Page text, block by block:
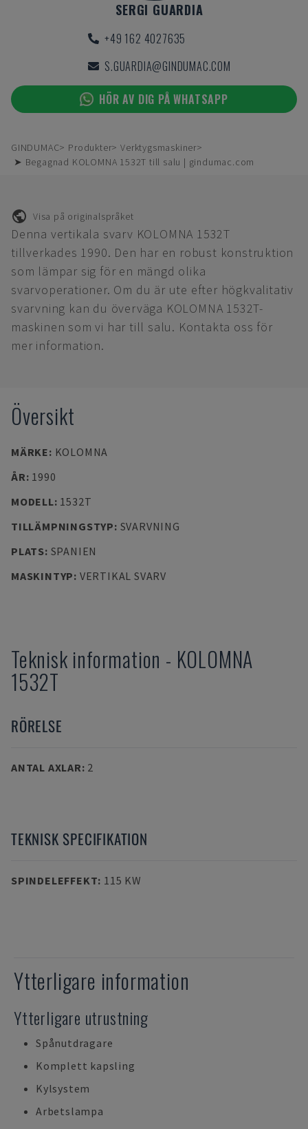
SERGI GUARDIA
+49 162 4027635
S.GUARDIA@GINDUMAC.COM
HÖR AV DIG PÅ WHATSAPP
GINDUMAC Produkter
Verktygsmaskiner
➤ Begagnad KOLOMNA 1532T till salu | gindumac.com
Visa på originalspråket
Denna vertikala svarv KOLOMNA 1532T
tillverkades 1990. Den har en robust konstruktion
som lämpar sig för en mängd olika
svarvoperationer. Om du är ute efter högkvalitativ
svarvning kan du överväga KOLOMNA 1532T-
maskinen som vi har till salu. Kontakta oss för
mer information.
Översikt
MÄRKE: KOLOMNA
ÅR: 1990
MODELL: 1532T
TILLÄMPNINGSTYP: SVARVNING
PLATS: SPANIEN
MASKINTYP: VERTIKAL SVARV
Teknisk information - KOLOMNA
1532T
RÖRELSE
ANTAL AXLAR: 2
TEKNISK SPECIFIKATION
SPINDELEFFEKT: 115 KW
Ytterligare information
Ytterligare utrustning
Spånutdragare
Komplett kapsling
Kylsystem
Arbetslampa